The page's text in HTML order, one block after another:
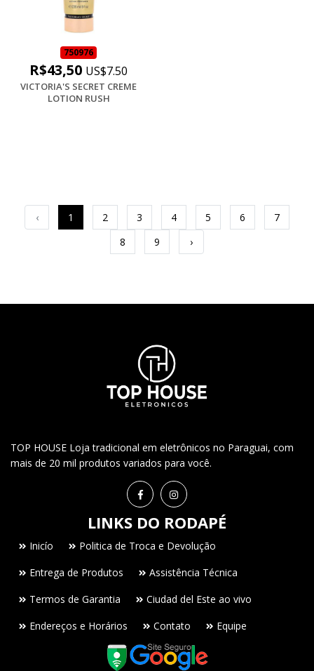
750976
R$43,50 US$7.50
VICTORIA'S SECRET CREME
LOTION RUSH
‹ 1 2 3 4 5 6
7
8
9 ›
TOP HOUSE Loja tradicional em eletrônicos no Paraguai, com
mais de 20 mil produtos variados para você.
LINKS DO RODAPÉ
Inicío
Politica de Troca e Devolução
Entrega de Produtos
Assistência Técnica
Termos de Garantia
Ciudad del Este ao vivo
Endereços e Horários
Contato Equipe